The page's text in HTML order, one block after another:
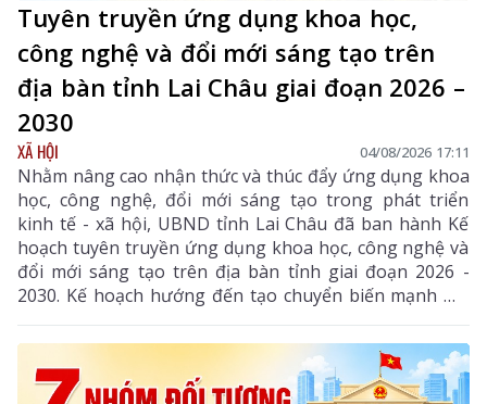
Tuyên truyền ứng dụng khoa học,
công nghệ và đổi mới sáng tạo trên
địa bàn tỉnh Lai Châu giai đoạn 2026 –
2030
XÃ HỘI 04/08/2026 17:11
Nhằm nâng cao nhận thức và thúc đẩy ứng dụng khoa
học, công nghệ, đổi mới sáng tạo trong phát triển
kinh tế - xã hội, UBND tỉnh Lai Châu đã ban hành Kế
hoạch tuyên truyền ứng dụng khoa học, công nghệ và
đổi mới sáng tạo trên địa bàn tỉnh giai đoạn 2026 -
2030. Kế hoạch hướng đến tạo chuyển biến mạnh mẽ
từ nhận thức đến hành động, phát huy vai trò của
khoa học, công nghệ, đổi mới sáng tạo và chuyển đổi
số, góp phần thực hiện hiệu quả các mục tiêu phát
triển của tỉnh trong giai đoạn mới.